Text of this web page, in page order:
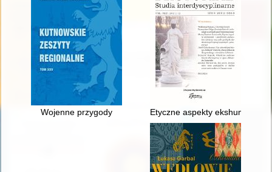
Wojenne przygody Etyczne aspekty ekshumacji i